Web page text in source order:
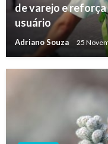
de varejo e
usuário
Adriano Souza 25